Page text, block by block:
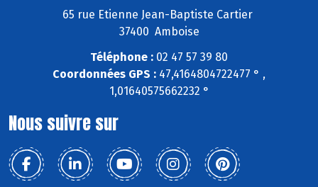
65 rue Etienne Jean-Baptiste Cartier
37400 Amboise
Téléphone : 02 47 57 39 80
Coordonnées GPS : 47,4164804722477 ° ,
1,01640575662232 °
Nous suivre sur